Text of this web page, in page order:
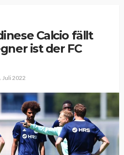
Calcio fällt
ist der FC
Juli 2022